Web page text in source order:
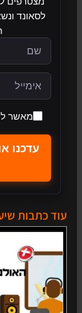
לסאונד
מאשר
עדכנו
עוד כתבות